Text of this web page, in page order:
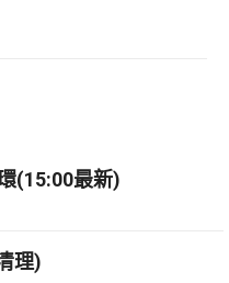
(15:00最新)
理)